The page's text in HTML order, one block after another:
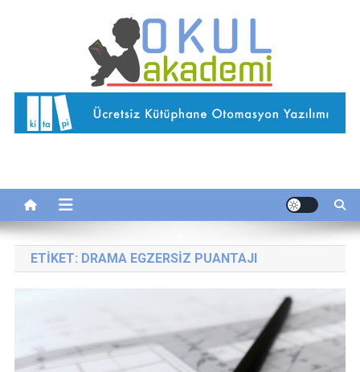
Okul Akademi
İnternetteki Okulunuz…
ETIKET: DRAMA EGZERSIZ PUANTAJI